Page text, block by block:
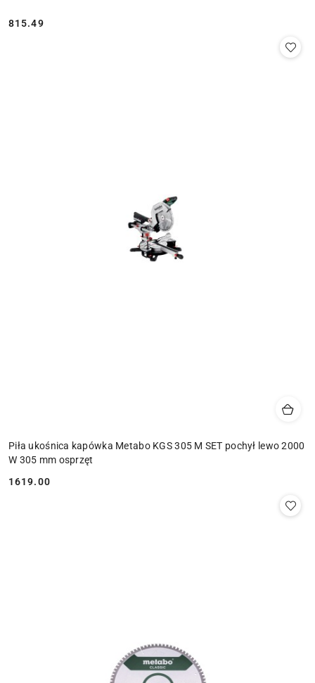
Cena:
815.49
Piła ukośnica kapówka Metabo KGS 305 M SET pochył lewo 2000
W 305 mm osprzęt
Cena:
1619.00